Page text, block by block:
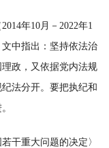
年10月－2022年1
中指出：坚持依法治
政，又依据党内法规
法分开。要把执纪和
干重大问题的决定〉